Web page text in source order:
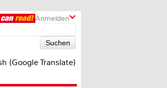
Anmelden
(Google Translate)